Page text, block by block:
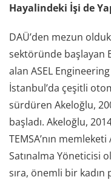
Hayalindeki İşi de
DAÜ’den mezun
sektöründe başlayan
alan ASEL
İstanbul’da çeşitli
sürdüren Akeloğlu,
başladı. Akeloğlu,
TEMSA’nın
Satınalma Yöneticisi
sıra, önemli bir kadın